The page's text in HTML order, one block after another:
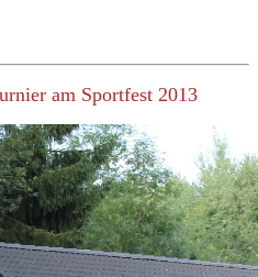
am Sportfest 2013